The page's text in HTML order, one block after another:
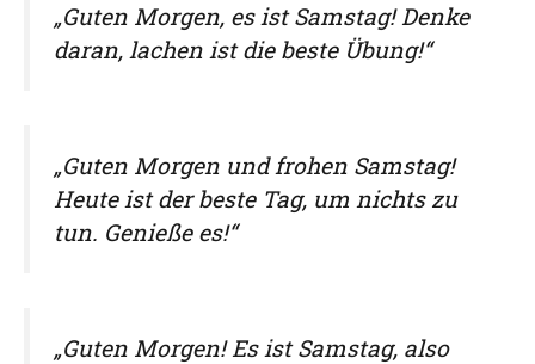
„Guten Morgen, es ist Samstag! Denke
daran, lachen ist die beste Übung!“
„Guten Morgen und frohen Samstag!
Heute ist der beste Tag, um nichts zu
tun. Genieße es!“
„Guten Morgen! Es ist Samstag, also